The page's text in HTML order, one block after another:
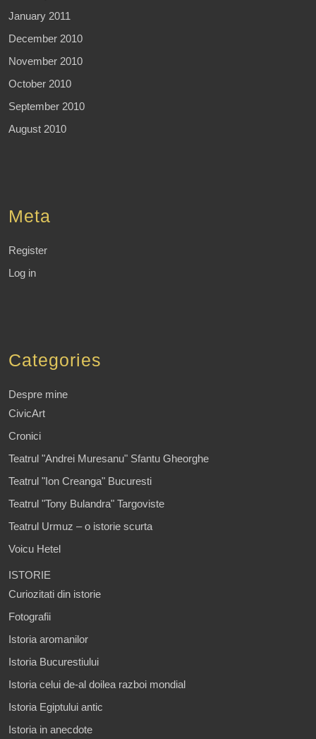
January 2011
December 2010
November 2010
October 2010
September 2010
August 2010
Meta
Register
Log in
Categories
Despre mine
CivicArt
Cronici
Teatrul "Andrei Muresanu" Sfantu Gheorghe
Teatrul "Ion Creanga" Bucuresti
Teatrul "Tony Bulandra" Targoviste
Teatrul Urmuz – o istorie scurta
Voicu Hetel
ISTORIE
Curiozitati din istorie
Fotografii
Istoria aromanilor
Istoria Bucurestiului
Istoria celui de-al doilea razboi mondial
Istoria Egiptului antic
Istoria in anecdote